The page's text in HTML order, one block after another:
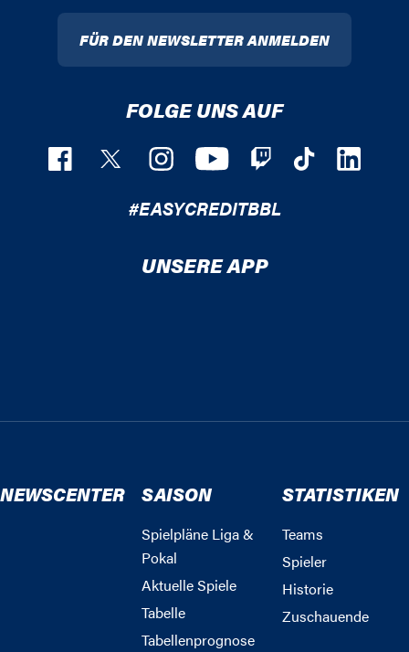
FÜR DEN NEWSLETTER ANMELDEN
FOLGE UNS AUF
#EASYCREDITBBL
UNSERE APP
NEWSCENTER SAISON
Spielpläne Liga &
Pokal
Aktuelle Spiele
Tabelle
Tabellenprognose
STATISTIKEN
Teams
Spieler
Historie
Zuschauende